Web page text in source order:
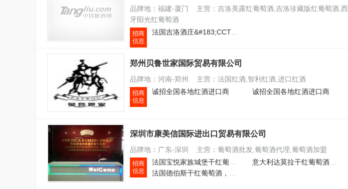
品牌地：福建-厦门 主营：吉洛美露红葡萄酒,吉洛珍藏版红葡萄酒,
牙阳光红葡萄酒
招商
信息
郑州贝鲁世家国际贸易有限公司
品牌地：河南-郑州 主营：法国红酒,智利红酒,进口红酒
招商
信息
诚招全国各地红酒进口商 诚招全国各地红酒进口商
深圳市康美信国际进出口贸易有限公司
品牌地：广东-深圳 主营：葡萄酒批发,葡萄酒代理,葡萄酒加盟
招商
信息